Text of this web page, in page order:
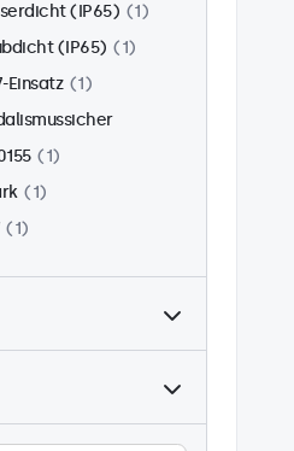
(IP65)
1
(IP65)
1
Einsatz
1
1
1
1